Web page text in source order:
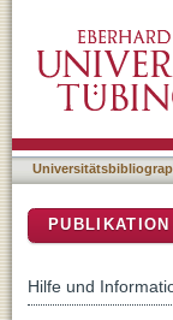
Hilfe und